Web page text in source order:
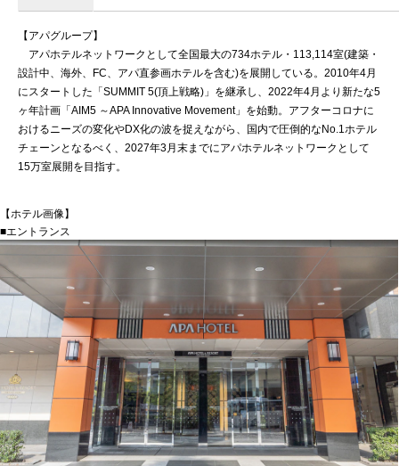
【アパグループ】
アパホテルネットワークとして全国最大の734ホテル・113,114室(建築・
設計中、海外、FC、アパ直参画ホテルを含む)を展開している。2010年4月
にスタートした「SUMMIT 5(頂上戦略)」を継承し、2022年4月より新たな5
ヶ年計画「AIM5 ～APA Innovative Movement」を始動。アフターコロナに
おけるニーズの変化やDX化の波を捉えながら、国内で圧倒的なNo.1ホテル
チェーンとなるべく、2027年3月末までにアパホテルネットワークとして
15万室展開を目指す。
【ホテル画像】
■エントランス